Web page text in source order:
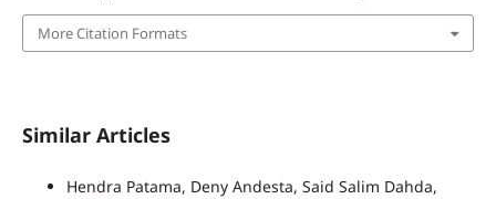
More Citation Formats
Similar Articles
Hendra Patama, Deny Andesta, Said Salim Dahda,